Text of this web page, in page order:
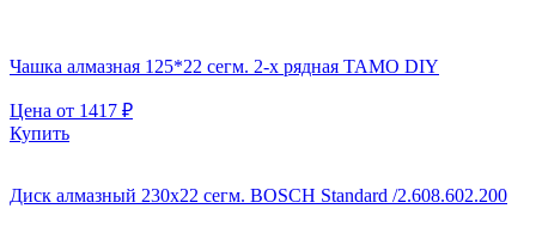
Чашка алмазная 125*22 сегм. 2-х рядная TAMO DIY
Цена от 1417 ₽
Купить
Диск алмазный 230х22 сегм. BOSCH Standard /2.608.602.200